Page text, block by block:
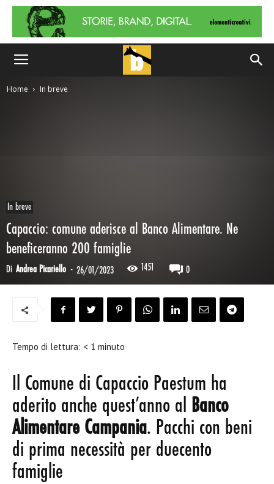
Home In breve
In breve
Capaccio: comune aderisce al Banco Alimentare. Ne
beneficeranno 200 famiglie
Di Andrea Picariello - 26/01/2023 1451 0
Tempo di lettura: < 1 minuto
Il Comune di Capaccio Paestum ha
aderito anche quest’anno al Banco
Alimentare Campania. Pacchi con beni
di prima necessità per duecento
famiglie